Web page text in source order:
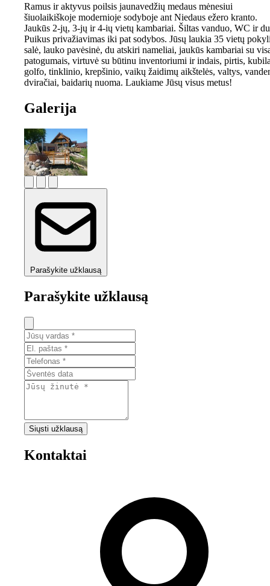
Ramus ir aktyvus poilsis jaunavedžių medaus mėnesiui
šiuolaikiškoje modernioje sodyboje ant Niedaus ežero kranto.
Jaukūs 2-jų, 3-jų ir 4-ių vietų kambariai. Šiltas vanduo, WC ir
Puikus privažiavimas iki pat sodybos. Jūsų laukia 35 vietų
salė, lauko pavėsinė, du atskiri nameliai, jaukūs kambariai su
patogumais, virtuvė su būtinu inventoriumi ir indais, pirtis,
golfo, tinklinio, krepšinio, vaikų žaidimų aikštelės, valtys,
dviračiai, baidarių nuoma. Laukiame Jūsų visus metus!
Galerija
Parašykite užklausą
Parašykite užklausą
Siųsti užklausą
Kontaktai